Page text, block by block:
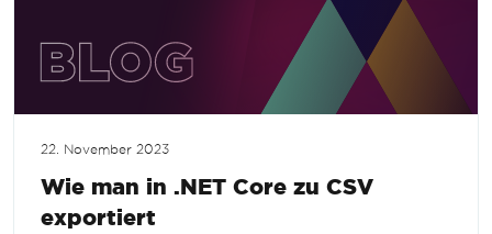
22. November 2023
Wie man in .NET Core zu CSV
exportiert